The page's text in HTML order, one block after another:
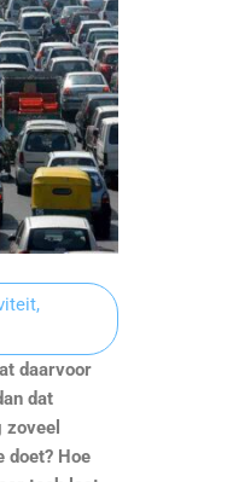
,
daarvoor
dat
doet? Hoe